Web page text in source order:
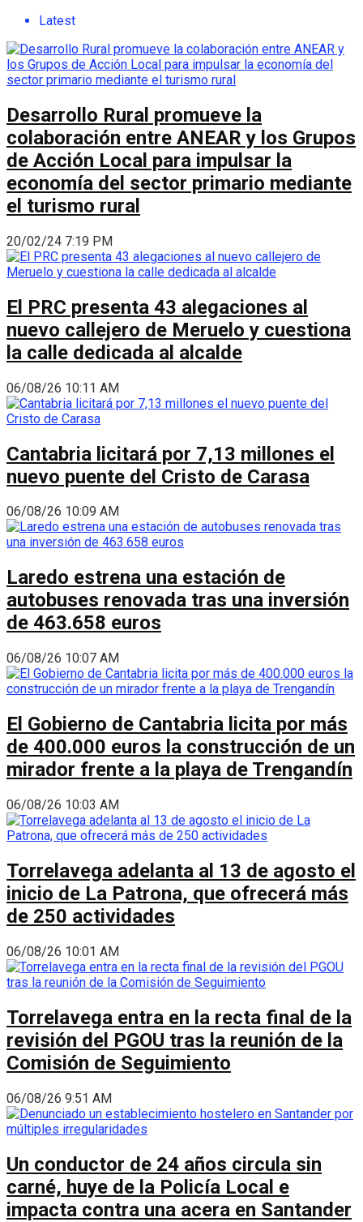
Latest
Desarrollo Rural promueve la
colaboración entre ANEAR y los Grupos
de Acción Local para impulsar la
economía del sector primario mediante
el turismo rural
20/02/24 7:19 PM
El PRC presenta 43 alegaciones al
nuevo callejero de Meruelo y cuestiona
la calle dedicada al alcalde
06/08/26 10:11 AM
Cantabria licitará por 7,13 millones el
nuevo puente del Cristo de Carasa
06/08/26 10:09 AM
Laredo estrena una estación de
autobuses renovada tras una inversión
de 463.658 euros
06/08/26 10:07 AM
El Gobierno de Cantabria licita por más
de 400.000 euros la construcción de un
mirador frente a la playa de Trengandín
06/08/26 10:03 AM
Torrelavega adelanta al 13 de agosto el
inicio de La Patrona, que ofrecerá más
de 250 actividades
06/08/26 10:01 AM
Torrelavega entra en la recta final de la
revisión del PGOU tras la reunión de la
Comisión de Seguimiento
06/08/26 9:51 AM
Un conductor de 24 años circula sin
carné, huye de la Policía Local e
impacta contra una acera en Santander